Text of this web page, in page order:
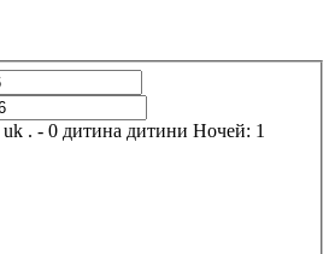
uk . - 0 дитина дитини Ночей: 1